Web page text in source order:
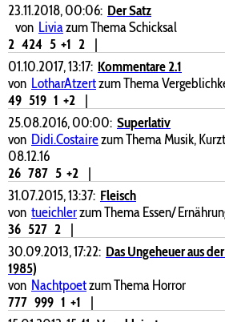
23.11.2018, 00:06: Der Satz
von Liviazum Thema Schicksal
2 424 5 +1 2
|
01.10.2017, 13:17: Kommentare 2.1
von LotharAtzertzum Thema
49 519 1 +2
|
25.08.2016, 00:00: Superlativ
von Didi.Costairezum Thema Musik,
08.12.16
26 787 5 +2
|
31.07.2015, 13:37: Fleisch
von tueichlerzum Thema Essen/
36 527 2
|
30.09.2013, 17:22: Das Ungeheuer aus
1985)
von Nachtpoetzum Thema Horror
777 999 1 +1
|